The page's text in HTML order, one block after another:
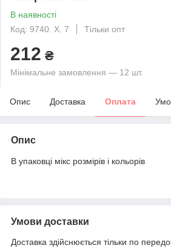
В наявності
Код: 9740. Х. 7
Тільки опт
212 ₴
Мінімальне замовлення — 12 шт.
Опис Доставка Оплата
Опис
В упаковці мікс розмірів і кольорів
Умови доставки
Доставка здійснюється тільки по